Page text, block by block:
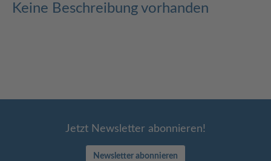
Keine Beschreibung vorhanden
Jetzt Newsletter abonnieren!
Newsletter abonnieren